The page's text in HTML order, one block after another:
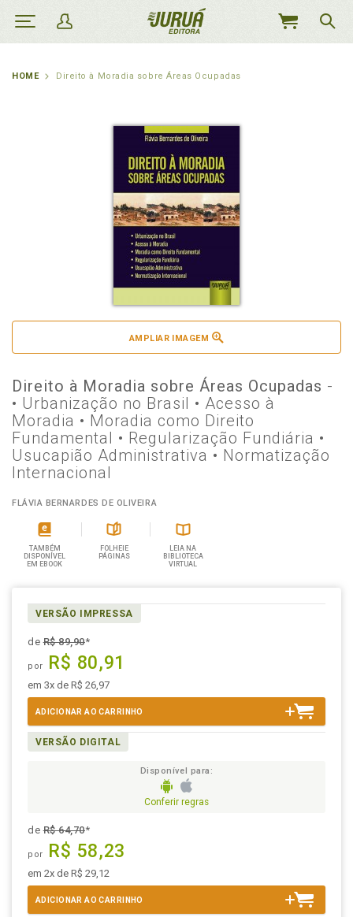
MEU
HOME Direito à Moradia sobre Áreas Ocupadas
AMPLIAR IMAGEM
Direito à Moradia sobre Áreas Ocupadas -
• Urbanização no Brasil • Acesso à
Moradia • Moradia como Direito
Fundamental • Regularização Fundiária •
Usucapião Administrativa • Normatização
Internacional
FLÁVIA BERNARDES DE OLIVEIRA
TAMBÉM
DISPONÍVEL
EM EBOOK
FOLHEIE
PÁGINAS
LEIA NA
BIBLIOTECA
VIRTUAL
VERSÃO IMPRESSA
deR$ 89,90*
por R$ 80,91
em 3x de R$ 26,97
ADICIONAR AO CARRINHO
VERSÃO DIGITAL
Disponível para:
Conferir regras
deR$ 64,70*
por R$ 58,23
em 2x de R$ 29,12
ADICIONAR AO CARRINHO